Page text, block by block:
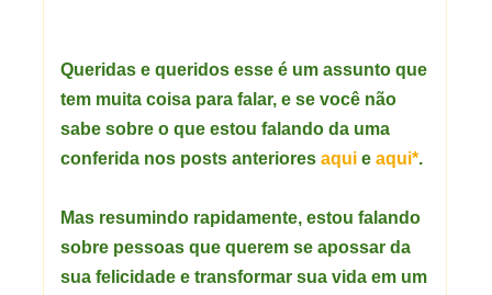
Queridas e queridos esse é um assunto que
tem muita coisa para falar, e se você não
sabe sobre o que estou falando da uma
conferida nos posts anteriores aqui e aqui*.
Mas resumindo rapidamente, estou falando
sobre pessoas que querem se apossar da
sua felicidade e transformar sua vida em um